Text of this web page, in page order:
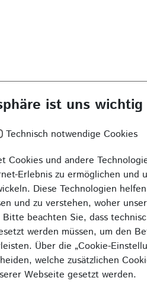
ist uns wichtig
Technisch notwendige Cookies
Cookies und andere
Erlebnis zu ermöglichen und
Diese Technologien
und zu verstehen, woher
beachten Sie, dass
werden müssen, um den
Über die „Cookie-
welche zusätzlichen
Webseite gesetzt werden.